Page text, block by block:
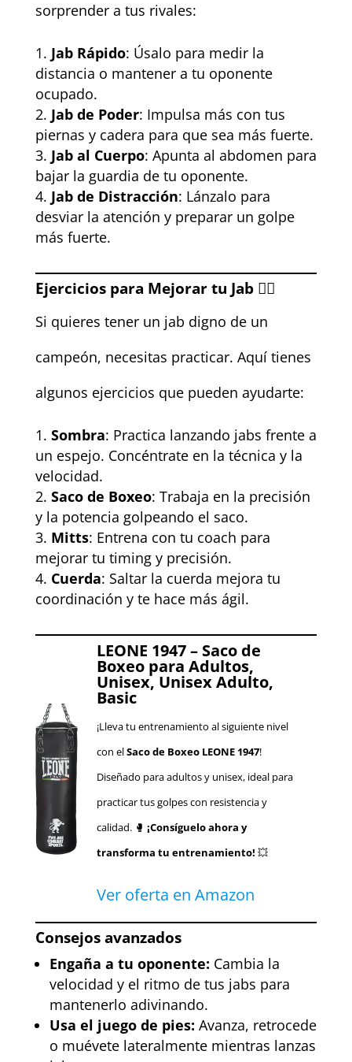
sorprender a tus rivales:
Jab Rápido: Úsalo para medir la
distancia o mantener a tu oponente
ocupado.
Jab de Poder: Impulsa más con tus
piernas y cadera para que sea más fuerte.
Jab al Cuerpo: Apunta al abdomen para
bajar la guardia de tu oponente.
Jab de Distracción: Lánzalo para
desviar la atención y preparar un golpe
más fuerte.
Ejercicios para Mejorar tu Jab 🏋️‍♂️
Si quieres tener un jab digno de un
campeón, necesitas practicar. Aquí tienes
algunos ejercicios que pueden ayudarte:
Sombra: Practica lanzando jabs frente a
un espejo. Concéntrate en la técnica y la
velocidad.
Saco de Boxeo: Trabaja en la precisión
y la potencia golpeando el saco.
Mitts: Entrena con tu coach para
mejorar tu timing y precisión.
Cuerda: Saltar la cuerda mejora tu
coordinación y te hace más ágil.
LEONE 1947 – Saco de
Boxeo para Adultos,
Unisex, Unisex Adulto,
Basic
¡Lleva tu entrenamiento al siguiente nivel
con elSaco de Boxeo LEONE 1947!
Diseñado para adultos y unisex, ideal para
practicar tus golpes con resistencia y
calidad. 🥊 ¡Consíguelo ahora y
transforma tu entrenamiento! 💥
Ver oferta en Amazon
Consejos avanzados
Engaña a tu oponente: Cambia la
velocidad y el ritmo de tus jabs para
mantenerlo adivinando.
Usa el juego de pies: Avanza, retrocede
o muévete lateralmente mientras lanzas